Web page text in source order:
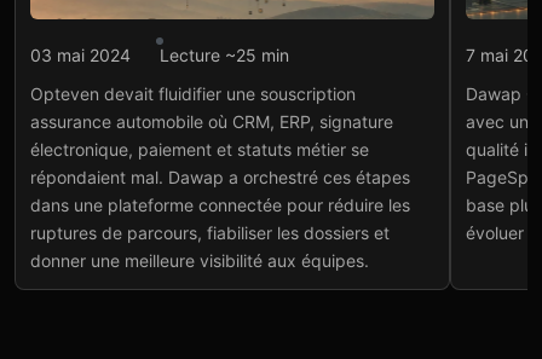
Intégration API
assurance connectée
Voir le projet→
03 mai 2024
Lecture ~25 min
Opteven devait fluidifier une souscription
assurance automobile où CRM, ERP, signature
électronique, paiement et statuts métier se
répondaient mal. Dawap a orchestré ces étapes
dans une plateforme connectée pour réduire les
ruptures de parcours, fiabiliser les dossiers et
donner une meilleure visibilité aux équipes.
7 mai
Dawap
avec
qualité
base
évoluer